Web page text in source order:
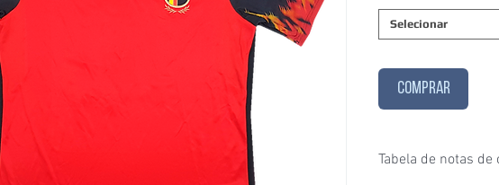
Selecionar
COMPRAR
Tabela de notas de